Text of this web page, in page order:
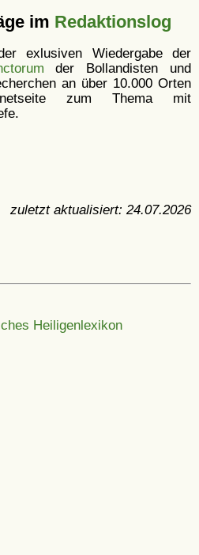
im Redaktionslog
exlusiven Wiedergabe der
der Bollandisten und
an über 10.000 Orten
zum Thema mit
zuletzt aktualisiert: 24.07.2026
Heiligenlexikon